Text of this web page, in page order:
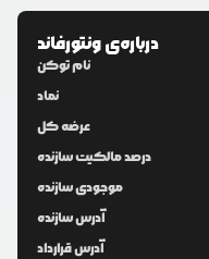
درباره‌یونتورفاند
نام توکن
نماد
عرضه کل
درصد مالکیت سازنده
موجودی سازنده
آدرس سازنده
آدرس قرارداد